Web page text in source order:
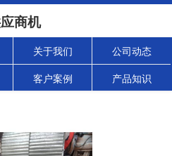
商机
关于我们 公司动态
客户案例 产品知识